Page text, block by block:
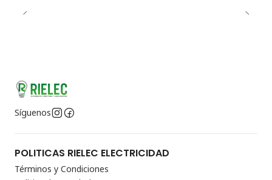
Síguenos
POLITICAS RIELEC ELECTRICIDAD
Términos y Condiciones